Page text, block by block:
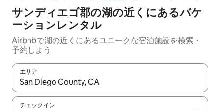
サンディエゴ郡の湖の近くにあるバケ
ーションレンタル
Airbnbで湖の近くにあるユニークな宿泊施設を検索・
予約しよう
エリア
検索結果が表示されたら、上下の矢印キーを使って移動するか
チェックイン